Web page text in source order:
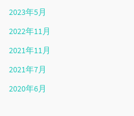
2023年5月
2022年11月
2021年11月
2021年7月
2020年6月